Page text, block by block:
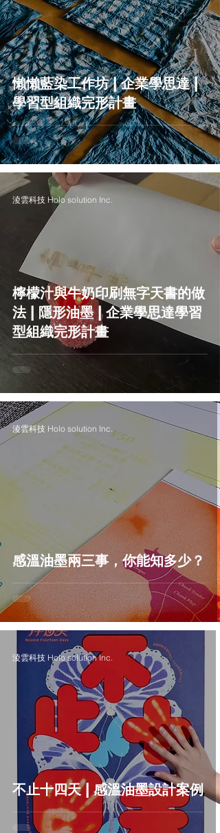
懶懶藍染工作坊 | 企業學思達 |
學習型組織完形計畫
檸檬汁與牛奶印刷無字天書的做
法 | 隱形油墨 | 企業學思達學習
型組織完形計畫
淩雲科技 Holo solution Inc.
感溫油墨兩三事，你能知多少？
淩雲科技 Holo solution Inc.
不止十四天 | 感溫油墨設計案例
淩雲科技 Holo solution Inc.